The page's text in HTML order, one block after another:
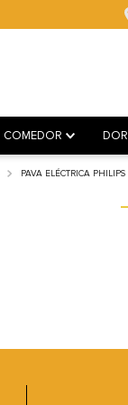
COMEDOR
PAVA ELÉCTRICA PHILIPS